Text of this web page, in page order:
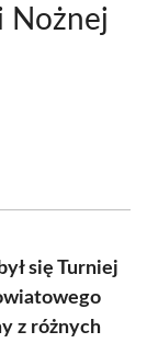
Nożnej
się Turniej
z różnych